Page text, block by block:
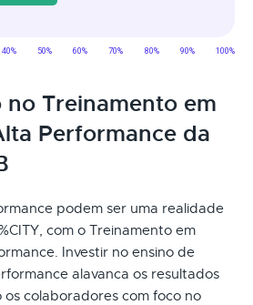
Treinamento em
Performance da
podem ser uma realidade
com o Treinamento em
Investir no ensino de
alavanca os resultados
os colaboradores com foco no